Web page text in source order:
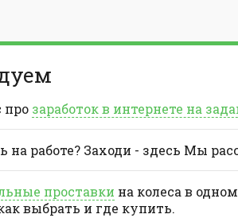
про заработок в интернете на
на работе? Заходи - здесь Мы
проставки на колеса в
выбрать и где купить.